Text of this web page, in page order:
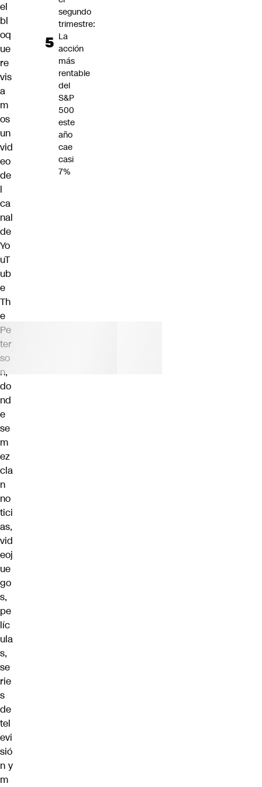
el
bl
oq
ue
re
vis
a
m
os
un
vid
eo
de
l
ca
nal
de
Yo
uT
ub
e
Th
e
Pe
ter
so
n,
do
nd
e
se
m
ez
cla
n
no
tici
as,
vid
eoj
ue
go
s,
pe
líc
ula
s,
se
rie
s
de
tel
evi
sió
n y
m
segundo
trimestre:
La
acción
más
rentable
del
S&P
500
este
año
cae
casi
7%